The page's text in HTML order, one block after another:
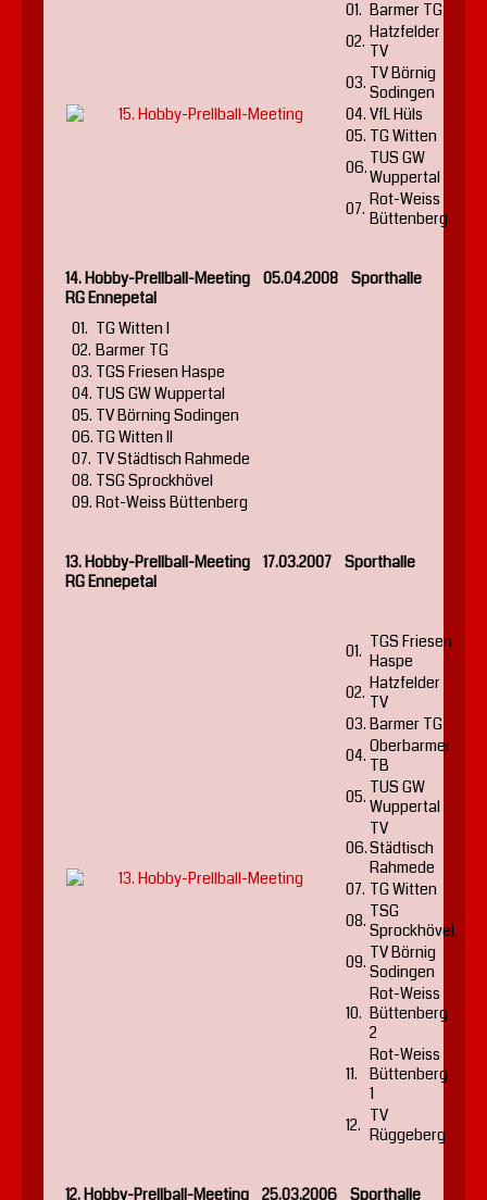
01. Barmer TG
02. Hatzfelder
TV
03. TV Börnig
Sodingen
04. VfL Hüls
05. TG Witten
06. TUS GW
Wuppertal
07. Rot-Weiss
Büttenberg
14. Hobby-Prellball-Meeting 05.04.2008 Sporthalle
RG Ennepetal
01. TG Witten I
02. Barmer TG
03. TGS Friesen Haspe
04. TUS GW Wuppertal
05. TV Börning Sodingen
06. TG Witten II
07. TV Städtisch Rahmede
08. TSG Sprockhövel
09. Rot-Weiss Büttenberg
13. Hobby-Prellball-Meeting 17.03.2007 Sporthalle
RG Ennepetal
01. TGS Friesen
Haspe
02. Hatzfelder
TV
03. Barmer TG
04. Oberbarmer
TB
05. TUS GW
Wuppertal
06.
TV
Städtisch
Rahmede
07. TG Witten
08. TSG
Sprockhövel
09. TV Börnig
Sodingen
10.
Rot-Weiss
Büttenberg
2
11.
Rot-Weiss
Büttenberg
1
12. TV
Rüggeberg
12. Hobby-Prellball-Meeting 25.03.2006 Sporthalle